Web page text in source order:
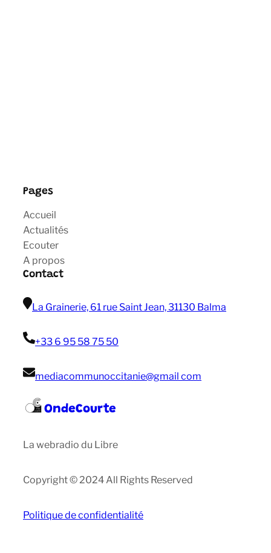
Pages
Accueil
Actualités
Ecouter
A propos
Contact
La Grainerie, 61 rue Saint Jean, 31130 Balma
+33 6 95 58 75 50
mediacommunoccitanie@gmail com
OndeCourte
La webradio du Libre
Copyright © 2024 All Rights Reserved
Politique de confidentialité